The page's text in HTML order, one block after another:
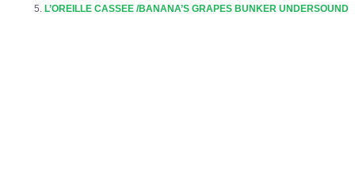
L’OREILLE CASSEE /BANANA’S GRAPES BUNKER UNDERSOUND